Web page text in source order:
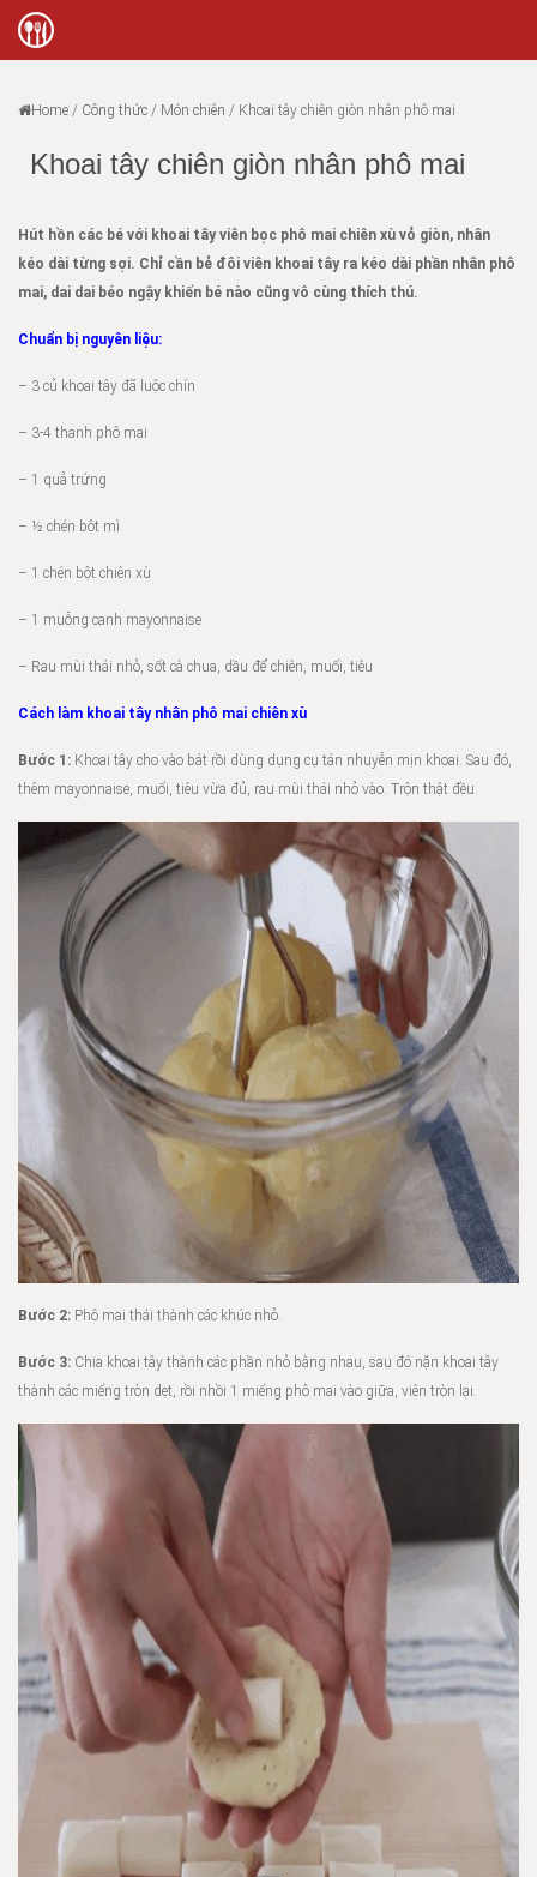
Home / Công thức / Món chiên / Khoai tây chiên giòn nhân phô mai
Khoai tây chiên giòn nhân phô mai
Hút hồn các bé với khoai tây viên bọc phô mai chiên xù vỏ giòn, nhân
kéo dài từng sợi. Chỉ cần bẻ đôi viên khoai tây ra kéo dài phần nhân phô
mai, dai dai béo ngậy khiến bé nào cũng vô cùng thích thú.
Chuẩn bị nguyên liệu:
– 3 củ khoai tây đã luộc chín
– 3-4 thanh phô mai
– 1 quả trứng
– ½ chén bột mì
– 1 chén bột chiên xù
– 1 muỗng canh mayonnaise
– Rau mùi thái nhỏ, sốt cà chua, dầu để chiên, muối, tiêu
Cách làm khoai tây nhân phô mai chiên xù
Bước 1: Khoai tây cho vào bát rồi dùng dụng cụ tán nhuyễn mịn khoai. Sau đó,
thêm mayonnaise, muối, tiêu vừa đủ, rau mùi thái nhỏ vào. Trộn thật đều.
Bước 2: Phô mai thái thành các khúc nhỏ.
Bước 3: Chia khoai tây thành các phần nhỏ bằng nhau, sau đó nặn khoai tây
thành các miếng tròn dẹt, rồi nhồi 1 miếng phô mai vào giữa, viên tròn lại.